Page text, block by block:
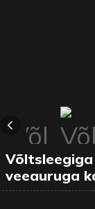
veeauruga